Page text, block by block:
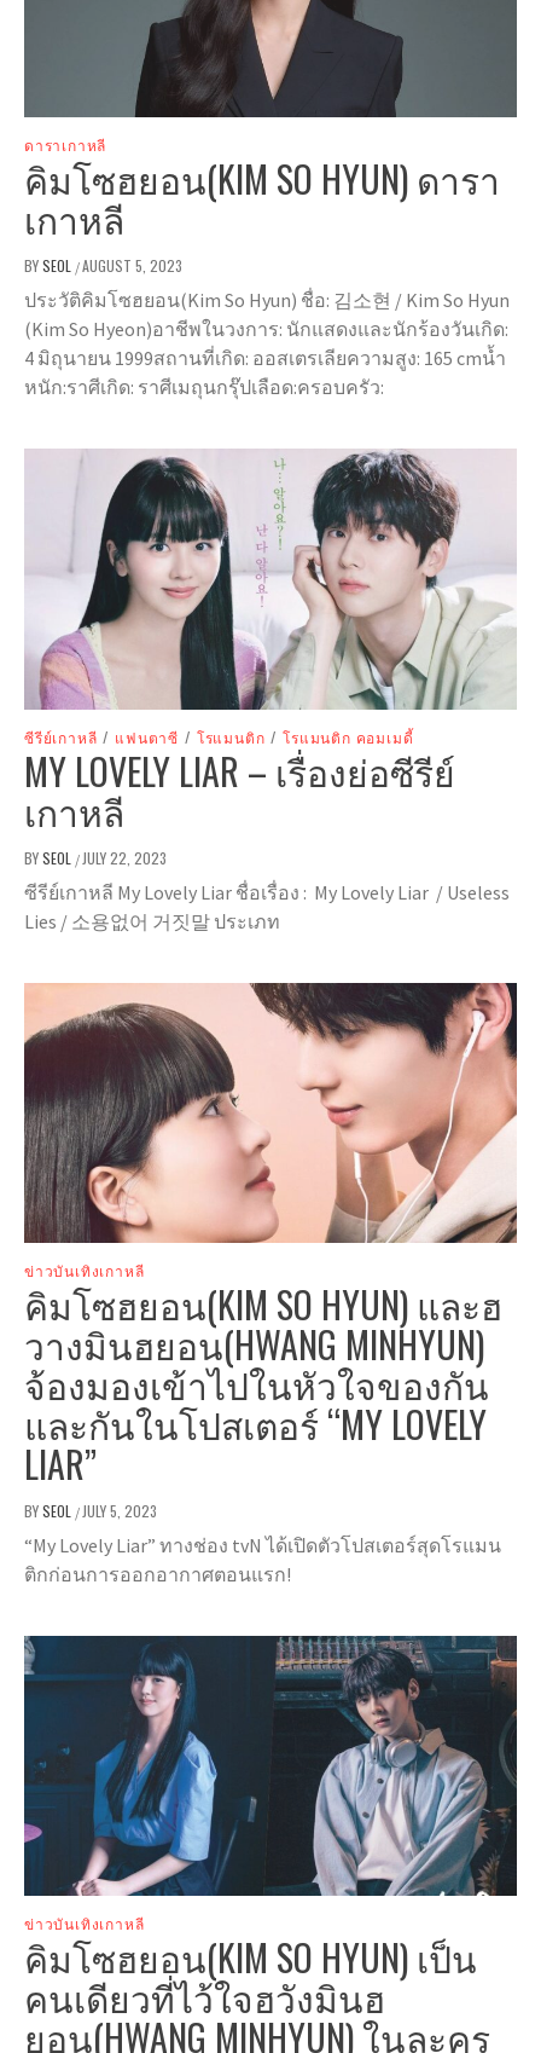
ดาราเกาหลี
คิมโซฮยอน(KIM SO HYUN) ดารา
เกาหลี
BYSEOL /AUGUST 5, 2023
ประวัติคิมโซฮยอน(Kim So Hyun) ชื่อ: 김소현 / Kim So Hyun
(Kim So Hyeon)อาชีพในวงการ: นักแสดงและนักร้องวันเกิด:
4 มิถุนายน 1999สถานที่เกิด: ออสเตรเลียความสูง: 165 cmน้ำ
หนัก:ราศีเกิด: ราศีเมถุนกรุ๊ปเลือด:ครอบครัว:
ซีรีย์เกาหลี / แฟนตาซี / โรแมนติก / โรแมนติก คอมเมดี้
MY LOVELY LIAR – เรื่องย่อซีรีย์
เกาหลี
BYSEOL / JULY 22, 2023
ซีรีย์เกาหลี My Lovely Liar ชื่อเรื่อง : My Lovely Liar / Useless
Lies / 소용없어 거짓말 ประเภท
ข่าวบันเทิงเกาหลี
คิมโซฮยอน(KIM SO HYUN) และฮ
วางมินฮยอน(HWANG MINHYUN)
จ้องมองเข้าไปในหัวใจของกัน
และกันในโปสเตอร์ “MY LOVELY
LIAR”
BYSEOL / JULY 5, 2023
“My Lovely Liar” ทางช่อง tvN ได้เปิดตัวโปสเตอร์สุดโรแมน
ติกก่อนการออกอากาศตอนแรก!
ข่าวบันเทิงเกาหลี
คิมโซฮยอน(KIM SO HYUN) เป็น
คนเดียวที่ไว้ใจฮวังมินฮ
ยอน(HWANG MINHYUN) ในละคร